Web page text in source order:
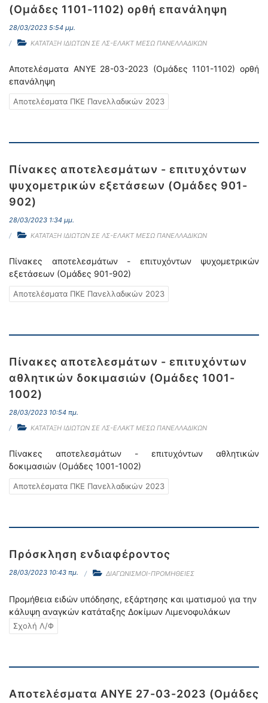
(Ομάδες 1101-1102) ορθή επανάληψη
28/03/2023 5:54 μμ.
ΚΑΤΑΤΑΞΗ ΙΔΙΩΤΩΝ ΣΕ ΛΣ-ΕΛΑΚΤ ΜΕΣΩ ΠΑΝΕΛΛΑΔΙΚΩΝ
Αποτελέσματα ΑΝΥΕ 28-03-2023 (Ομάδες 1101-1102) ορθή
επανάληψη
Αποτελέσματα ΠΚΕ Πανελλαδικών 2023
Πίνακες αποτελεσμάτων - επιτυχόντων
ψυχομετρικών εξετάσεων (Ομάδες 901-
902)
28/03/2023 1:34 μμ.
ΚΑΤΑΤΑΞΗ ΙΔΙΩΤΩΝ ΣΕ ΛΣ-ΕΛΑΚΤ ΜΕΣΩ ΠΑΝΕΛΛΑΔΙΚΩΝ
Πίνακες αποτελεσμάτων - επιτυχόντων ψυχομετρικών
εξετάσεων (Ομάδες 901-902)
Αποτελέσματα ΠΚΕ Πανελλαδικών 2023
Πίνακες αποτελεσμάτων - επιτυχόντων
αθλητικών δοκιμασιών (Ομάδες 1001-
1002)
28/03/2023 10:54 πμ.
ΚΑΤΑΤΑΞΗ ΙΔΙΩΤΩΝ ΣΕ ΛΣ-ΕΛΑΚΤ ΜΕΣΩ ΠΑΝΕΛΛΑΔΙΚΩΝ
Πίνακες αποτελεσμάτων - επιτυχόντων αθλητικών
δοκιμασιών (Ομάδες 1001-1002)
Αποτελέσματα ΠΚΕ Πανελλαδικών 2023
Πρόσκληση ενδιαφέροντος
28/03/2023 10:43 πμ. ΔΙΑΓΩΝΙΣΜΟΙ-ΠΡΟΜΗΘΕΙΕΣ
Προμήθεια ειδών υπόδησης, εξάρτησης και ιματισμού για την
κάλυψη αναγκών κατάταξης Δοκίμων Λιμενοφυλάκων
Σχολή Λ/Φ
Αποτελέσματα ΑΝΥΕ 27-03-2023 (Ομάδες